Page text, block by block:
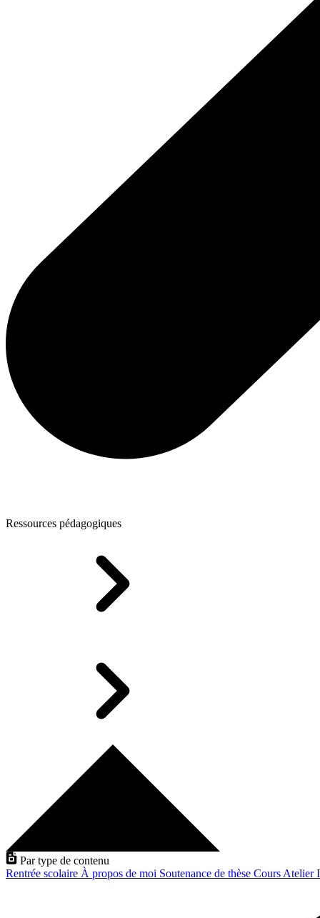
Ressources pédagogiques
Par type de contenu
Rentrée scolaire À propos de moi Soutenance de thèse Cours Atelier